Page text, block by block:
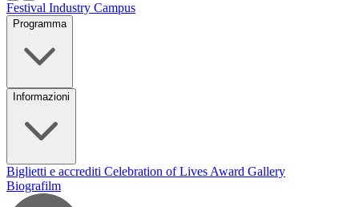
Festival Industry Campus
Programma
Informazioni
Biglietti e accrediti Celebration of Lives Award Gallery
Biografilm